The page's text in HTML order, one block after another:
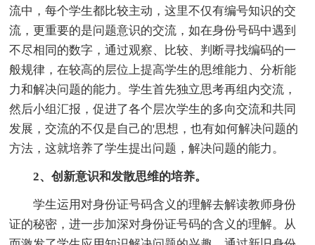
流中，每个学生都比较主动，这里不仅有编号知识的交
流，更重要的是问题意识的交流，如在身份号码中遇到
不尽相同的数字，通过观察、比较、判断寻找编码的一
般规律，在较高的层位上提高学生的思维能力、分析能
力和解决问题的能力。学生首先独立思考再组内交流，
然后小组汇报，促进了各个层次学生的多向交流和共同
发展，交流的不仅是自己的'思想，也有如何解决问题的
方法，这就培养了学生提出问题，解决问题的能力。
2、创新意识和发散思维的培养。
学生运用对身份证号码含义的理解去解读教师身份
证的秘密，进一步加深对身份证号码的含义的理解。从